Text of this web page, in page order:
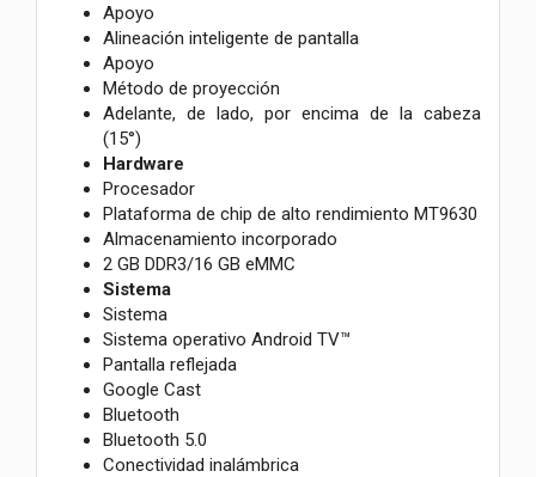
Apoyo
Alineación inteligente de pantalla
Apoyo
Método de proyección
Adelante, de lado, por encima de la cabeza
(15°)
Hardware
Procesador
Plataforma de chip de alto rendimiento MT9630
Almacenamiento incorporado
2 GB DDR3/16 GB eMMC
Sistema
Sistema
Sistema operativo Android TV™
Pantalla reflejada
Google Cast
Bluetooth
Bluetooth 5.0
Conectividad inalámbrica